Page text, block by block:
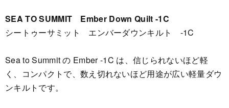
SEA TO SUMMIT Ember Down Quilt -1C
シートゥーサミット エンバーダウンキルト -1C
Sea to Summit の Ember -1C は、信じられないほど軽
く、コンパクトで、数え切れないほど用途が広い軽量ダウ
ンキルトです。